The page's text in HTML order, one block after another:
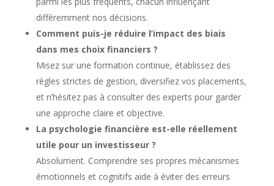
différemment nos décisions.
Comment puis-je réduire l’impact des biais
dans mes choix financiers ?
Misez sur une formation continue, établissez des
règles strictes de gestion, diversifiez vos placements,
et n’hésitez pas à consulter des experts pour garder
une approche claire et objective.
La psychologie financière est-elle réellement
utile pour un investisseur ?
Absolument. Comprendre ses propres mécanismes
émotionnels et cognitifs aide à éviter des erreurs